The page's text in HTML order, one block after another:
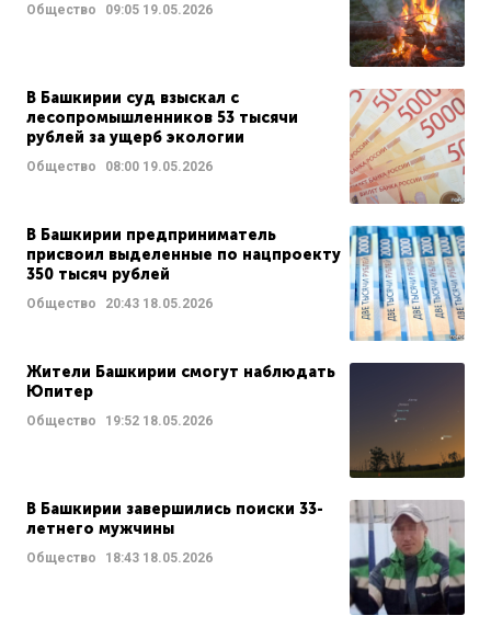
Общество 09:05 19.05.2026
В Башкирии суд взыскал с
лесопромышленников 53 тысячи
рублей за ущерб экологии
Общество 08:00 19.05.2026
В Башкирии предприниматель
присвоил выделенные по нацпроекту
350 тысяч рублей
Общество 20:43 18.05.2026
Жители Башкирии смогут наблюдать
Юпитер
Общество 19:52 18.05.2026
В Башкирии завершились поиски 33-
летнего мужчины
Общество 18:43 18.05.2026